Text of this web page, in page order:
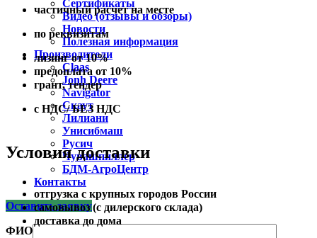
Сертификаты
Видео (отзывы и обзоры)
Новости
Полезная информация
Производители
Claas
Jonh Deere
Navigator
Скаут
Лилиани
Унисибмаш
Русич
Чувашпиллер
БДМ-АгроЦентр
Контакты
Оставить заявку
ФИО
частичный расчет на месте
по реквизитам
лизинг от 10%
предоплата от 10%
грант, тендер
с НДС/ БЕЗ НДС
Условия доставки
отгрузка с крупных городов России
самовывоз (с дилерского склада)
доставка до дома